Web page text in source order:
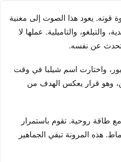
قوته. يعود هذا الصوت إلى مغنية
والتيلغو، والتاميلية. عملها لا
عن نفسه.
واختارت اسم شيلبا في وقت
وهو قرار يعكس الهدف من
طاقة روحية. تقوم باستمرار
هذه المرونة تبقي الجماهير